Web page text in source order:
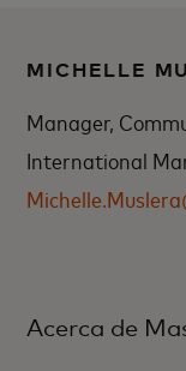
MICHELLE
Manager,
International
Acerca de